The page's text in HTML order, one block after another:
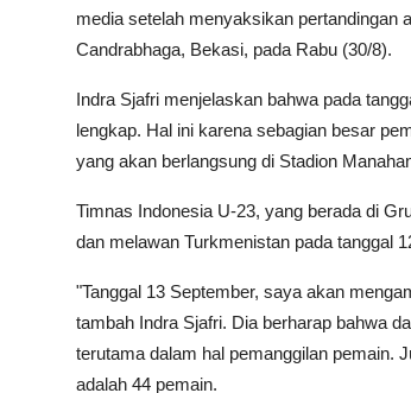
media setelah menyaksikan pertandingan
Candrabhaga, Bekasi, pada Rabu (30/8).
Indra Sjafri menjelaskan bahwa pada
lengkap. Hal ini karena sebagian besar
yang akan berlangsung di Stadion
Timnas Indonesia U-23, yang berada di
dan melawan Turkmenistan pada tanggal
"Tanggal 13 September, saya akan
tambah Indra Sjafri. Dia berharap bahwa
terutama dalam hal pemanggilan pemain.
adalah 44 pemain.